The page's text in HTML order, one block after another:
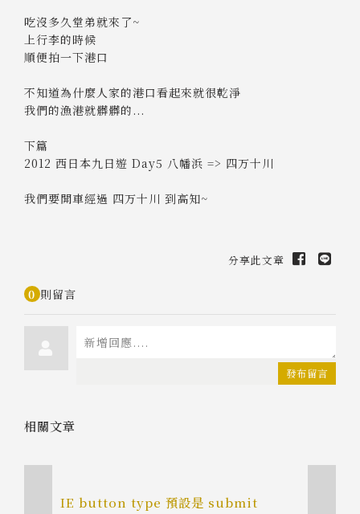
吃沒多久堂弟就來了~
上行李的時候
順便拍一下港口
不知道為什麼人家的港口看起來就很乾淨
我們的漁港就髒髒的...
下篇
2012 西日本九日遊 Day5 八幡浜 => 四万十川
我們要開車經過 四万十川 到高知~
分享此文章
0 則留言
發布留言
相關文章
IE button type 預設是 submit